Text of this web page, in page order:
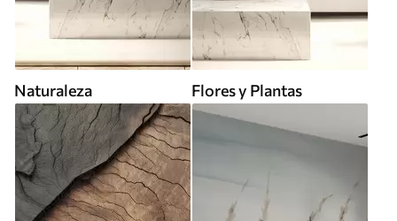
Naturaleza Flores y Plantas